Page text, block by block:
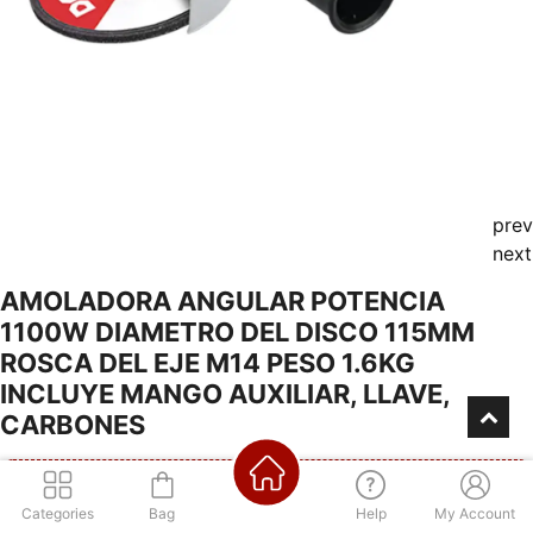
prev
next
AMOLADORA ANGULAR POTENCIA
1100W DIAMETRO DEL DISCO 115MM
ROSCA DEL EJE M14 PESO 1.6KG
INCLUYE MANGO AUXILIAR, LLAVE,
CARBONES
Consultá por nuestra financiación
Categories Bag Help My Account